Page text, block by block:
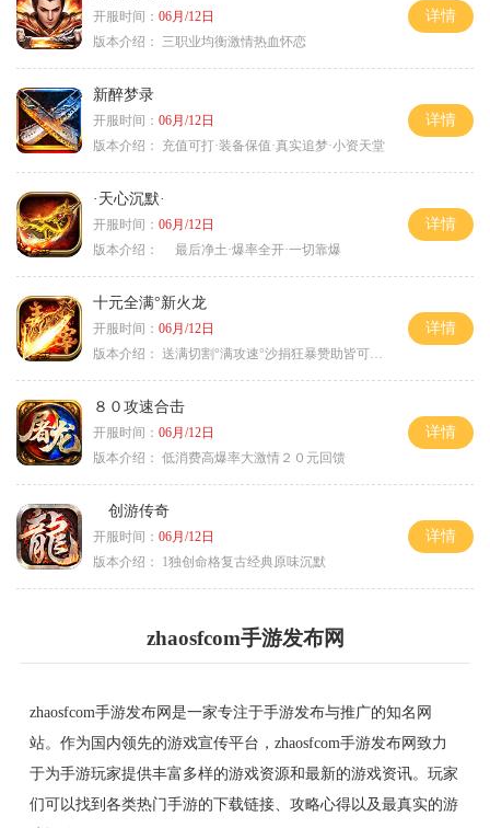
开服时间： 06月/12日
版本介绍：
三职业均衡激情热血怀恋
详情
新醉梦录
开服时间： 06月/12日
版本介绍：
充值可打·装备保值·真实追梦·小资天堂
详情
·天心沉默·
开服时间： 06月/12日
版本介绍：
最后净土·爆率全开·一切靠爆
详情
十元全满°新火龙
开服时间： 06月/12日
版本介绍： 送满切割°满攻速°沙捐狂暴赞助皆可嫖°
详情
８０攻速合击
开服时间： 06月/12日
版本介绍： 低消费高爆率大激情２０元回馈
详情
创游传奇
开服时间： 06月/12日
版本介绍：
1独创命格复古经典原味沉默
详情
zhaosfcom手游发布网
zhaosfcom手游发布网是一家专注于手游发布与推广的知名网
站。作为国内领先的游戏宣传平台，zhaosfcom手游发布网致力
于为手游玩家提供丰富多样的游戏资源和最新的游戏资讯。玩家
们可以找到各类热门手游的下载链接、攻略心得以及最真实的游